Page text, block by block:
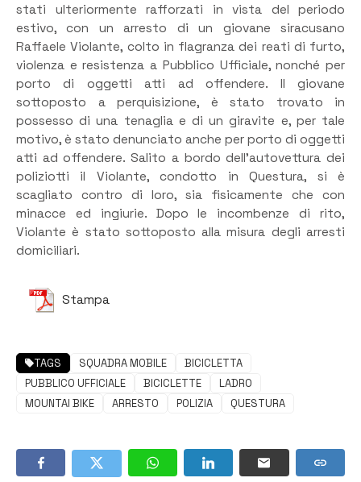
stati ulteriormente rafforzati in vista del periodo
estivo, con un arresto di un giovane siracusano
Raffaele Violante, colto in flagranza dei reati di furto,
violenza e resistenza a Pubblico Ufficiale, nonché per
porto di oggetti atti ad offendere. Il giovane
sottoposto a perquisizione, è stato trovato in
possesso di una tenaglia e di un giravite e, per tale
motivo, è stato denunciato anche per porto di oggetti
atti ad offendere. Salito a bordo dell’autovettura dei
poliziotti il Violante, condotto in Questura, si è
scagliato contro di loro, sia fisicamente che con
minacce ed ingiurie. Dopo le incombenze di rito,
Violante è stato sottoposto alla misura degli arresti
domiciliari.
Stampa
TAGS SQUADRA MOBILE
BICICLETTA
PUBBLICO UFFICIALE
BICICLETTE
LADRO
MOUNTAI BIKE
ARRESTO POLIZIA QUESTURA